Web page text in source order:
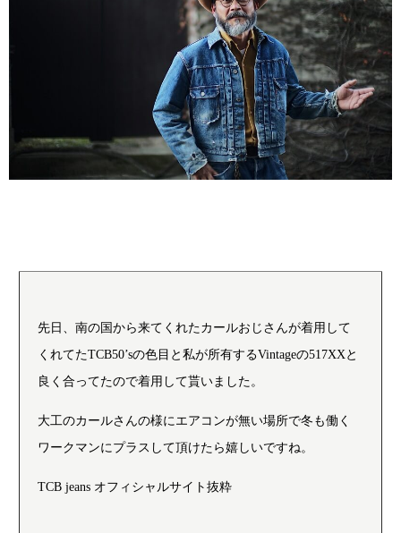
先日、南の国から来てくれたカールおじさんが着用して
くれてたTCB50’sの色目と私が所有するVintageの517XXと
良く合ってたので着用して貰いました。
大工のカールさんの様にエアコンが無い場所で冬も働く
ワークマンにプラスして頂けたら嬉しいですね。
TCB jeans オフィシャルサイト抜粋